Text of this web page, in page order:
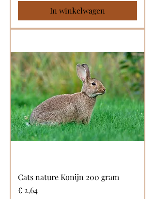
In winkelwagen
Cats nature Konijn 200 gram
Prijs
€ 2,64